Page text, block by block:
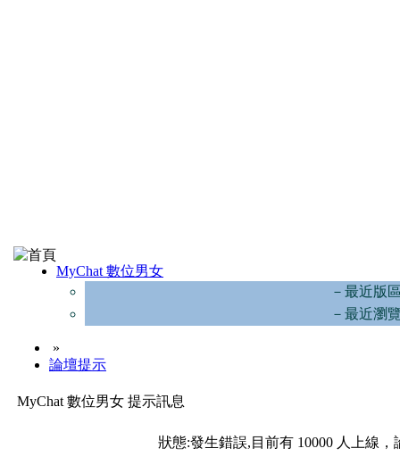
MyChat 數位男女
－最近版
－最近瀏
»
論壇提示
MyChat 數位男女 提示訊息
狀態:發生錯誤,目前有 10000 人上線